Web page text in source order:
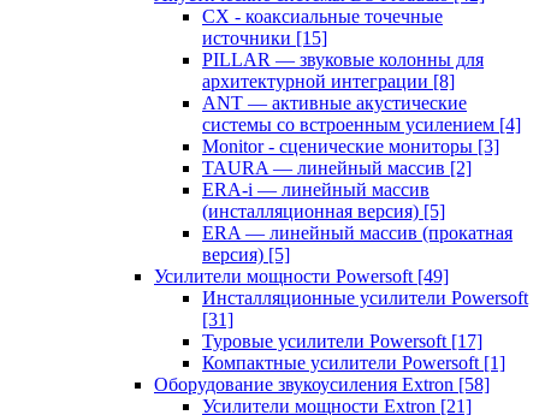
CX - коаксиальные точечные
источники [15]
PILLAR — звуковые колонны для
архитектурной интеграции [8]
ANT — активные акустические
системы со встроенным усилением [4]
Monitor - сценические мониторы [3]
TAURA — линейный массив [2]
ERA-i — линейный массив
(инсталляционная версия) [5]
ERA — линейный массив (прокатная
версия) [5]
Усилители мощности Powersoft [49]
Инсталляционные усилители Powersoft
[31]
Туровые усилители Powersoft [17]
Компактные усилители Powersoft [1]
Оборудование звукоусиления Extron [58]
Усилители мощности Extron [21]